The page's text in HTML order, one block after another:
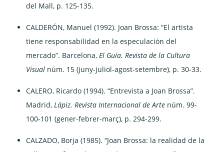
del Mall, p. 125-135.
CALDERÓN, Manuel (1992). Joan Brossa: “El artista
tiene responsabilidad en la especulación del
mercado”. Barcelona,El Guía. Revista de la Cultura
Visual núm. 15 (juny-juliol-agost-setembre), p. 30-33.
CALERO, Ricardo (1994). “Entrevista a Joan Brossa”.
Madrid,Lápiz. Revista Internacional de Arte núm. 99-
100-101 (gener-febrer-març), p. 294-299.
CALZADO, Borja (1985). “Joan Brossa: la realidad de la